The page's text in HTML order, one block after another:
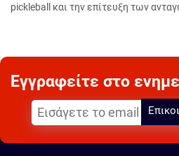
pickleball και την επίτευξη των